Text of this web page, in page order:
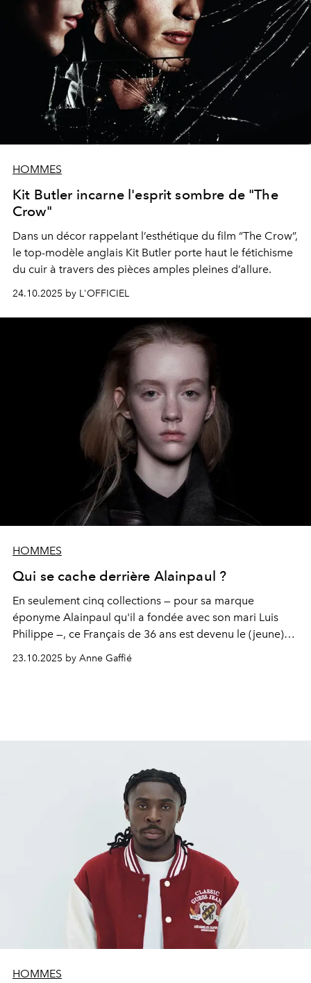
HOMMES
Kit Butler incarne l'esprit sombre de "The
Crow"
Dans un décor rappelant l’esthétique du film “The Crow”,
le top-modèle anglais Kit Butler porte haut le fétichisme
du cuir à travers des pièces amples pleines d’allure.
24.10.2025 by L'OFFICIEL
HOMMES
Qui se cache derrière Alainpaul ?
En seulement cinq collections — pour sa marque
éponyme Alainpaul qu'il a fondée avec son mari Luis
Philippe —, ce Français de 36 ans est devenu le (jeune)
à la rigueur de la danse classique puis au génie de la
23.10.2025 by Anne Gaffié
HOMMES